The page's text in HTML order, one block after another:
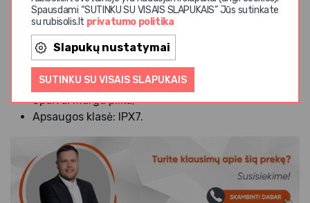
Spausdami “SUTINKU SU VISAIS SLAPUKAIS” Jūs sutinkate
su rubisolis.lt privatumo politika
Slapukų nustatymai
SUTINKU SU VISAIS SLAPUKAIS
saugu naudoti.
Techninės savybės:
Galia: 100W;
Išmatavimai: 75 x 50mm;
Spalva: marga pilka;
Apsaugos klasė: IPX7.